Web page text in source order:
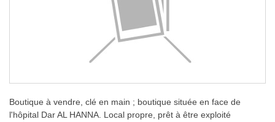
Boutique à vendre, clé en main ; boutique située en face de
l'hôpital Dar AL HANNA. Local propre, prêt à être exploité